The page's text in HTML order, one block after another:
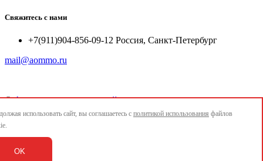
Свяжитесь с нами
+7(911)904-856-09-12 Россия, Санкт-Петербург
mail@aommo.ru
© Ассоциация организаций по реализации национальных
проектов и достижению национальных целей развития
mail@aommo.ru
использовать сайт, вы соглашаетесь с политикой использования файлов
OK